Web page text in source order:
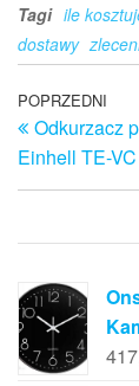
Tagi ile
dostawy
wpisu
Poprzedni
wpis
POPRZEDNI
Odkurzacz
Einhell TE-